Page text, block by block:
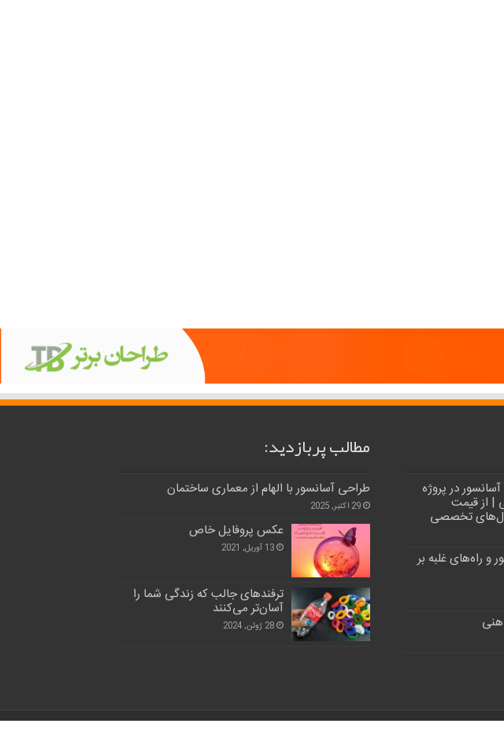
در پروژه‌
| از قیمت
تخصصی
و راه‌های غلبه بر
مطالب پربازدید:
طراحی آسانسور با الهام از معماری ساختمان
29 اکتبر, 2025
عکس پروفایل خاص
13 آوریل, 2021
ترفندهای جالب که زندگی شما را
آسان‌تر می‌کنند
28 ژوئن, 2024